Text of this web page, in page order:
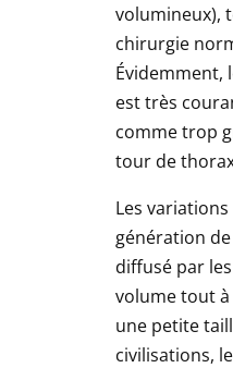
volumineux),
chirurgie
Évidemment,
est très
comme trop
tour de
Les
génération
diffusé par
volume tout à
une petite
civilisations,